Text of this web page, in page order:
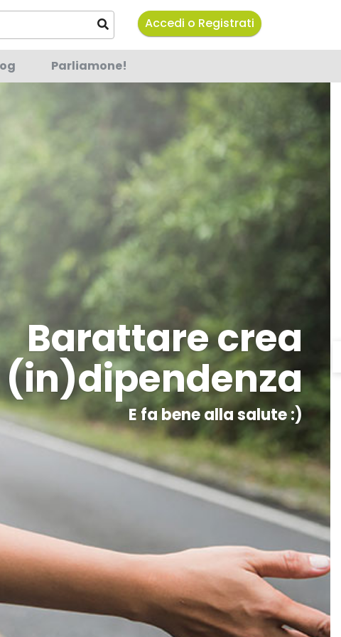
Accedi o Registrati
Parliamone!
Barattare crea
(in)dipendenza
E fa bene alla salute :)